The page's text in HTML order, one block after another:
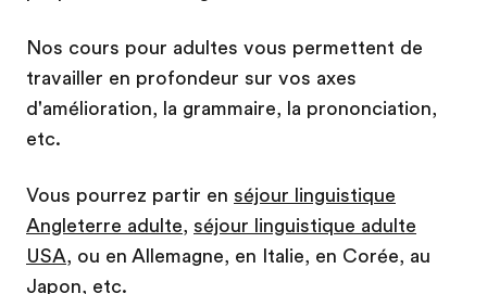
Nos cours pour adultes vous permettent de
travailler en profondeur sur vos axes
d'amélioration, la grammaire, la prononciation,
etc.
Vous pourrez partir en séjour linguistique
Angleterre adulte, séjour linguistique adulte
USA, ou en Allemagne, en Italie, en Corée, au
Japon, etc.